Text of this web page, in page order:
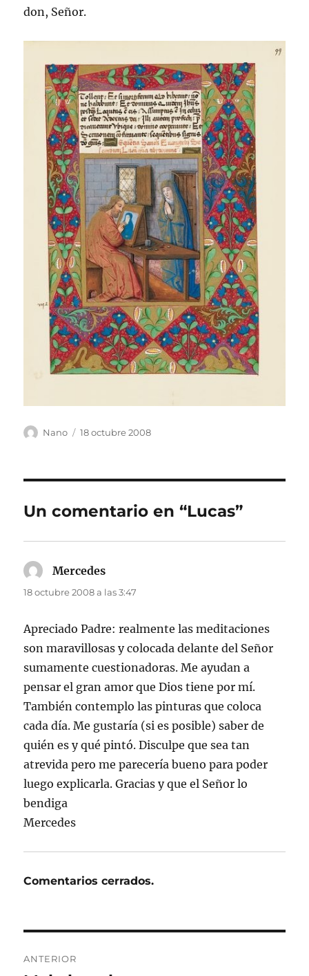
don, Señor.
Autor
Nano
Publicado
18 octubre 2008
Un comentario en “Lucas”
Mercedes
18 octubre 2008 a las 3:47
Apreciado Padre: realmente las meditaciones
son maravillosas y colocada delante del Señor
sumamente cuestionadoras. Me ayudan a
pensar el gran amor que Dios tiene por mí.
También contemplo las pinturas que coloca
cada día. Me gustaría (si es posible) saber de
quién es y qué pintó. Disculpe que sea tan
atrevida pero me parecería bueno para poder
luego explicarla. Gracias y que el Señor lo
bendiga
Mercedes
Comentarios cerrados.
ANTERIOR